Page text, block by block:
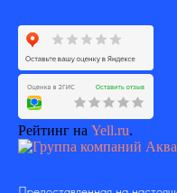
Рейтинг на Yell.ru.